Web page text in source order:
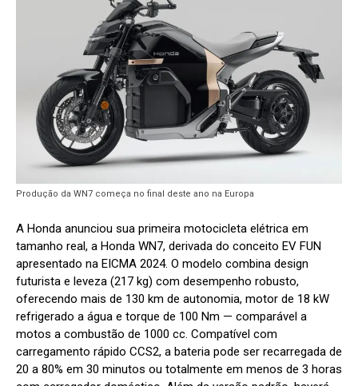
Produção da WN7 começa no final deste ano na Europa
A Honda anunciou sua primeira motocicleta elétrica em
tamanho real, a Honda WN7, derivada do conceito EV FUN
apresentado na EICMA 2024. O modelo combina design
futurista e leveza (217 kg) com desempenho robusto,
oferecendo mais de 130 km de autonomia, motor de 18 kW
refrigerado a água e torque de 100 Nm — comparável a
motos a combustão de 1000 cc. Compatível com
carregamento rápido CCS2, a bateria pode ser recarregada de
20 a 80% em 30 minutos ou totalmente em menos de 3 horas